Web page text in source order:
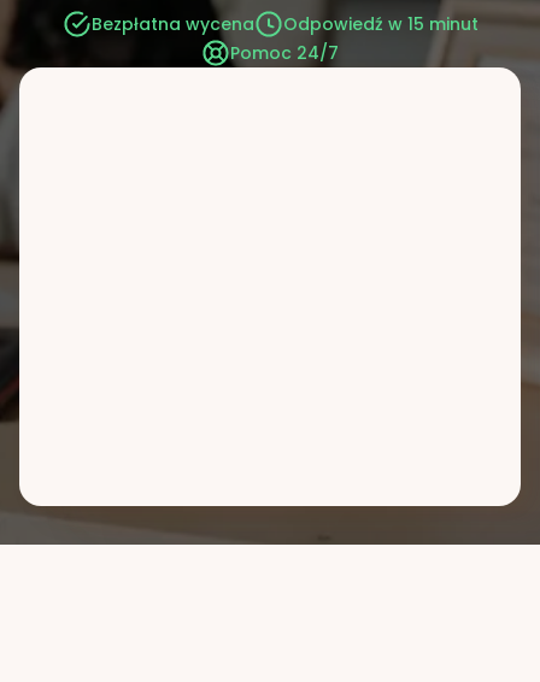
Bezpłatna wycena
Odpowiedź w 15 minut
Pomoc 24/7